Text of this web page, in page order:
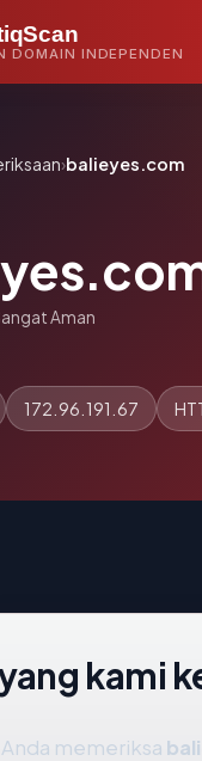
DOMAIN INDEPENDEN
›balieyes.com
Aman
172.96.191.67
kami
memeriksa